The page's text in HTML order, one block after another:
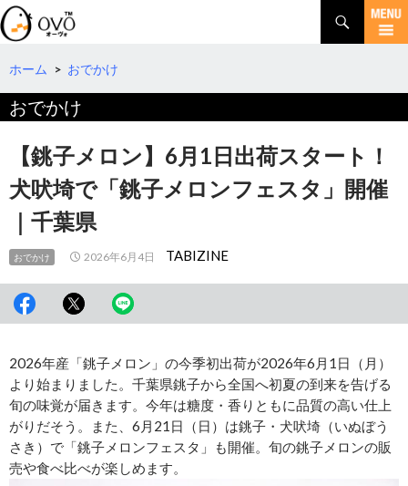
検
索
コ
テ
ツ
へ
ホーム > おでかけ
おでかけ
【銚子メロン】6月1日出荷スタート！
犬吠埼で「銚子メロンフェスタ」開催
｜千葉県
おでかけ 2026年6月4日 TABIZINE
2026年産「銚子メロン」の今季初出荷が2026年6月1日（月）
より始まりました。千葉県銚子から全国へ初夏の到来を告げる
旬の味覚が届きます。今年は糖度・香りともに品質の高い仕上
がりだそう。また、6月21日（日）は銚子・犬吠埼（いぬぼう
さき）で「銚子メロンフェスタ」も開催。旬の銚子メロンの販
売や食べ比べが楽しめます。